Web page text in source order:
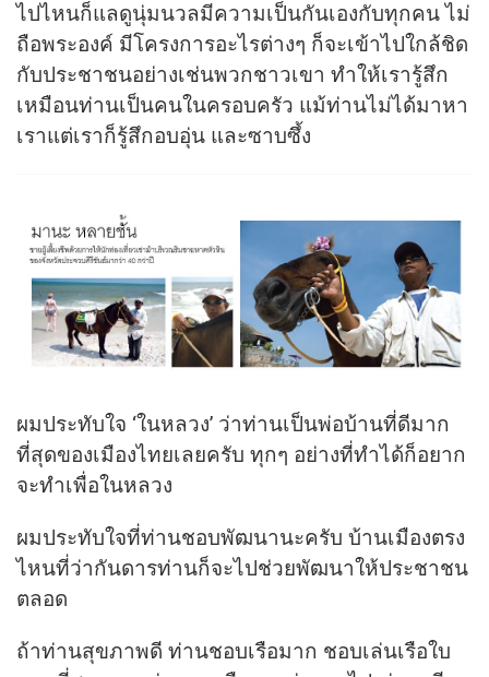
ไปไหนก็แลดูนุ่มนวลมีความเป็นกันเองกับทุกคน ไม่
ถือพระองค์ มีโครงการอะไรต่างๆ ก็จะเข้าไปใกล้ชิด
กับประชาชนอย่างเช่นพวกชาวเขา ทำให้เรารู้สึก
เหมือนท่านเป็นคนในครอบครัว แม้ท่านไม่ได้มาหา
เราแต่เราก็รู้สึกอบอุ่น และซาบซึ้ง
ผมประทับใจ ‘ในหลวง’ ว่าท่านเป็นพ่อบ้านที่ดีมาก
ที่สุดของเมืองไทยเลยครับ ทุกๆ อย่างที่ทำได้ก็อยาก
จะทำเพื่อในหลวง
ผมประทับใจที่ท่านชอบพัฒนานะครับ บ้านเมืองตรง
ไหนที่ว่ากันดารท่านก็จะไปช่วยพัฒนาให้ประชาชน
ตลอด
ถ้าท่านสุขภาพดี ท่านชอบเรือมาก ชอบเล่นเรือใบ